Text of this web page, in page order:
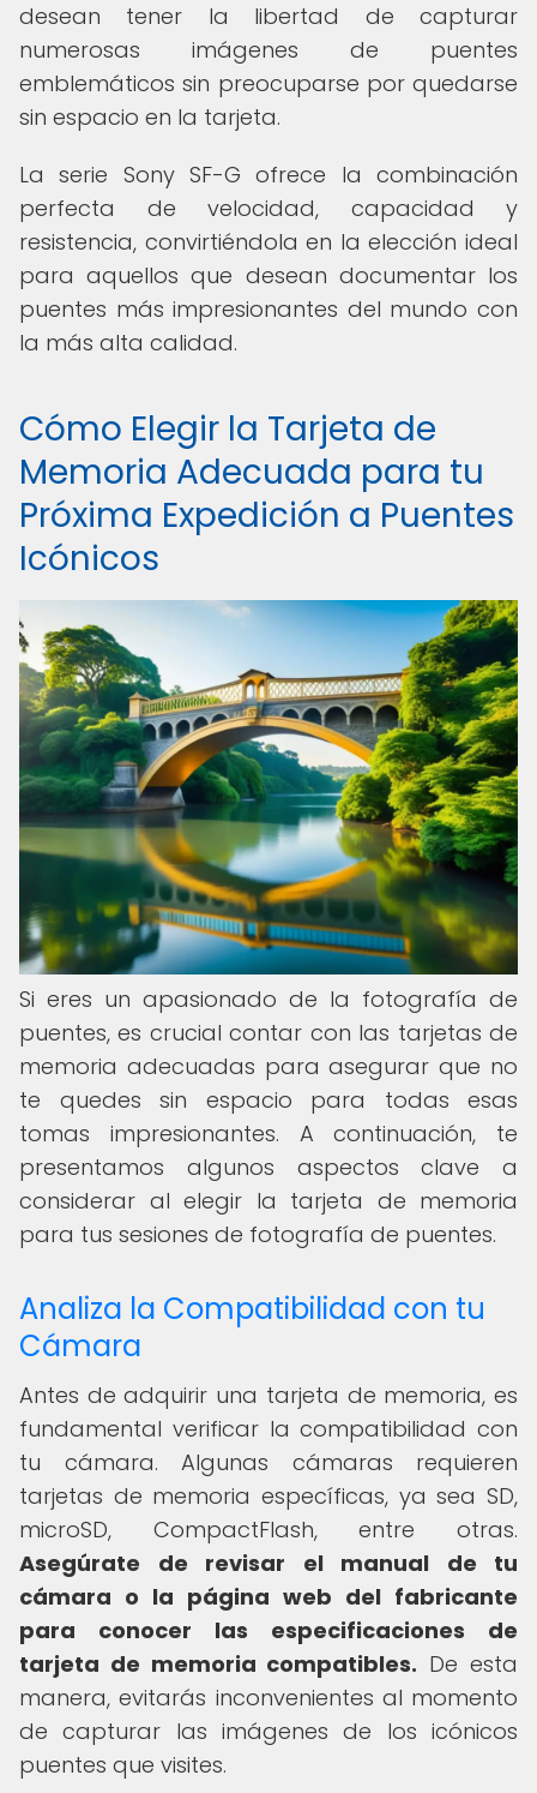
desean tener la libertad de capturar
numerosas imágenes de puentes
emblemáticos sin preocuparse por quedarse
sin espacio en la tarjeta.
La serie Sony SF-G ofrece la combinación
perfecta de velocidad, capacidad y
resistencia, convirtiéndola en la elección ideal
para aquellos que desean documentar los
puentes más impresionantes del mundo con
la más alta calidad.
Cómo Elegir la Tarjeta de
Memoria Adecuada para tu
Próxima Expedición a Puentes
Icónicos
Si eres un apasionado de la fotografía de
puentes, es crucial contar con las tarjetas de
memoria adecuadas para asegurar que no
te quedes sin espacio para todas esas
tomas impresionantes. A continuación, te
presentamos algunos aspectos clave a
considerar al elegir la tarjeta de memoria
para tus sesiones de fotografía de puentes.
Analiza la Compatibilidad con tu
Cámara
Antes de adquirir una tarjeta de memoria, es
fundamental verificar la compatibilidad con
tu cámara. Algunas cámaras requieren
tarjetas de memoria específicas, ya sea SD,
microSD, CompactFlash, entre otras.
Asegúrate de revisar el manual de tu
cámara o la página web del fabricante
para conocer las especificaciones de
tarjeta de memoria compatibles. De esta
manera, evitarás inconvenientes al momento
de capturar las imágenes de los icónicos
puentes que visites.